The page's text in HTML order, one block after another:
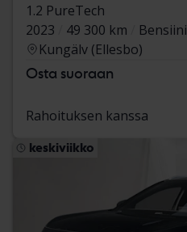
1.2 PureTech
2023
49 300 km
Bensiini
Kungälv (Ellesbo)
Osta suoraan
Rahoituksen kanssa
keskiviikko